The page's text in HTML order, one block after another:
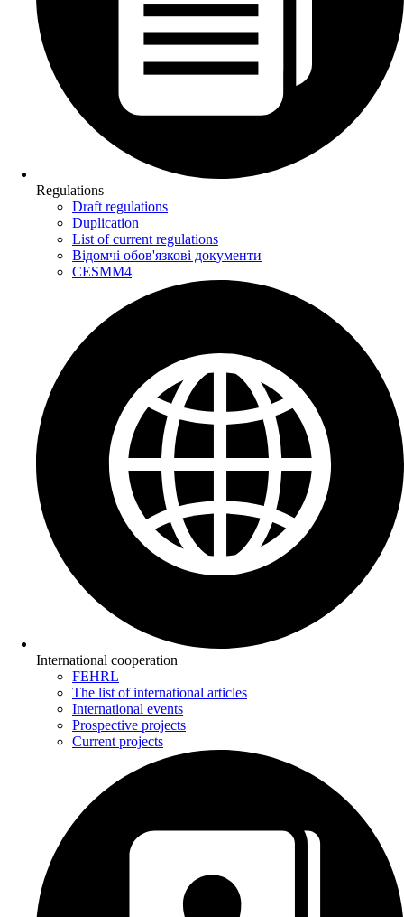
Regulations
Draft regulations
Duplication
List of current regulations
Відомчі обов'язкові документи
CESMM4
International cooperation
FEHRL
The list of international articles
International events
Prospective projects
Current projects